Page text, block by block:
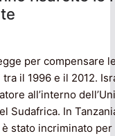
per compensare
il 1996 e il 2012.
all’interno
Sudafrica. In
stato incriminato per